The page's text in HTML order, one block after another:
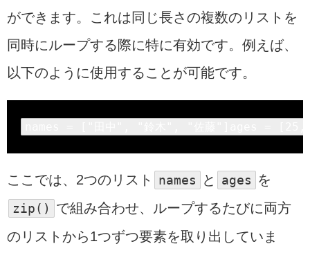
ができます。これは同じ長さの複数のリストを
同時にループする際に特に有効です。例えば、
以下のように使用することが可能です。
ここでは、2つのリスト names と ages を
zip() で組み合わせ、ループするたびに両方
のリストから1つずつ要素を取り出していま